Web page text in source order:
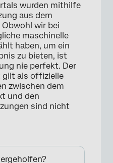
wurden mithilfe
aus dem
wir bei
maschinelle
haben, um ein
zu bieten, ist
nie perfekt. Der
gilt als offizielle
zwischen dem
und den
sind nicht